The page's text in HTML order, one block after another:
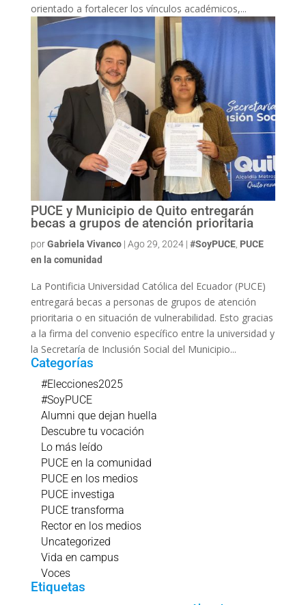
orientado a fortalecer los vínculos académicos,...
PUCE y Municipio de Quito entregarán
becas a grupos de atención prioritaria
porGabriela Vivanco| Ago 29, 2024| #SoyPUCE, PUCE
en la comunidad
La Pontificia Universidad Católica del Ecuador (PUCE)
entregará becas a personas de grupos de atención
prioritaria o en situación de vulnerabilidad. Esto gracias
a la firma del convenio específico entre la universidad y
la Secretaría de Inclusión Social del Municipio...
Categorías
#Elecciones2025
#SoyPUCE
Alumni que dejan huella
Descubre tu vocación
Lo más leído
PUCE en la comunidad
PUCE en los medios
PUCE investiga
PUCE transforma
Rector en los medios
Uncategorized
Vida en campus
Voces
Etiquetas